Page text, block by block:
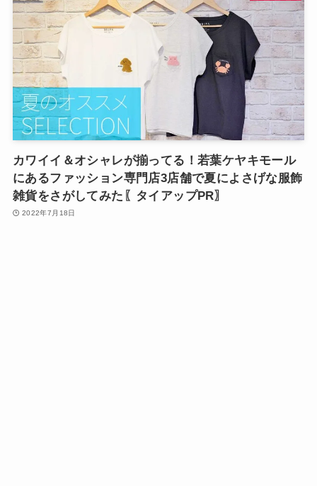
カワイイ＆オシャレが揃ってる！若葉ケヤキモール
にあるファッション専門店3店舗で夏によさげな服飾
雑貨をさがしてみた〖タイアップPR〗
2022年7月18日